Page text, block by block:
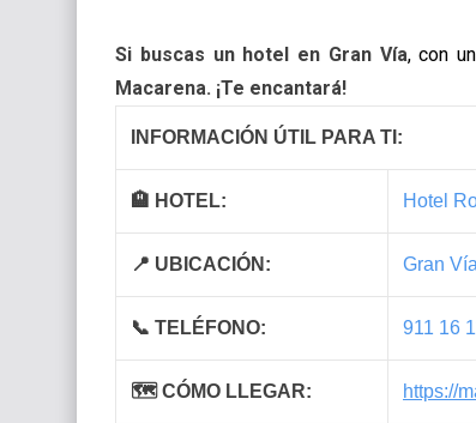
Si buscas un hotel en Gran Vía, con
Macarena. ¡Te encantará!
INFORMACIÓN ÚTIL PARA TI:
🏨 HOTEL: Hotel
📍 UBICACIÓN: Gran
📞 TELÉFONO: 911 16
🗺 CÓMO LLEGAR: https://